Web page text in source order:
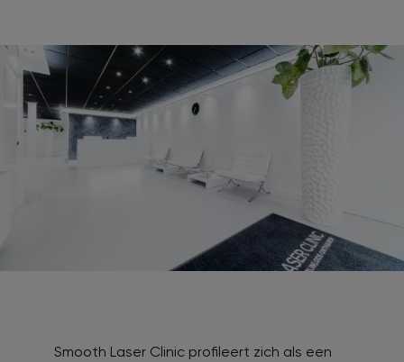
Smooth Laser Clinic profileert zich als een